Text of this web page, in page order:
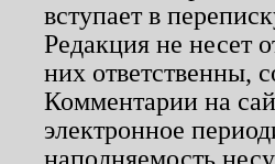
вступает в
Редакция не несет
них ответственны,
Комментарии на
электронное
наполняемость